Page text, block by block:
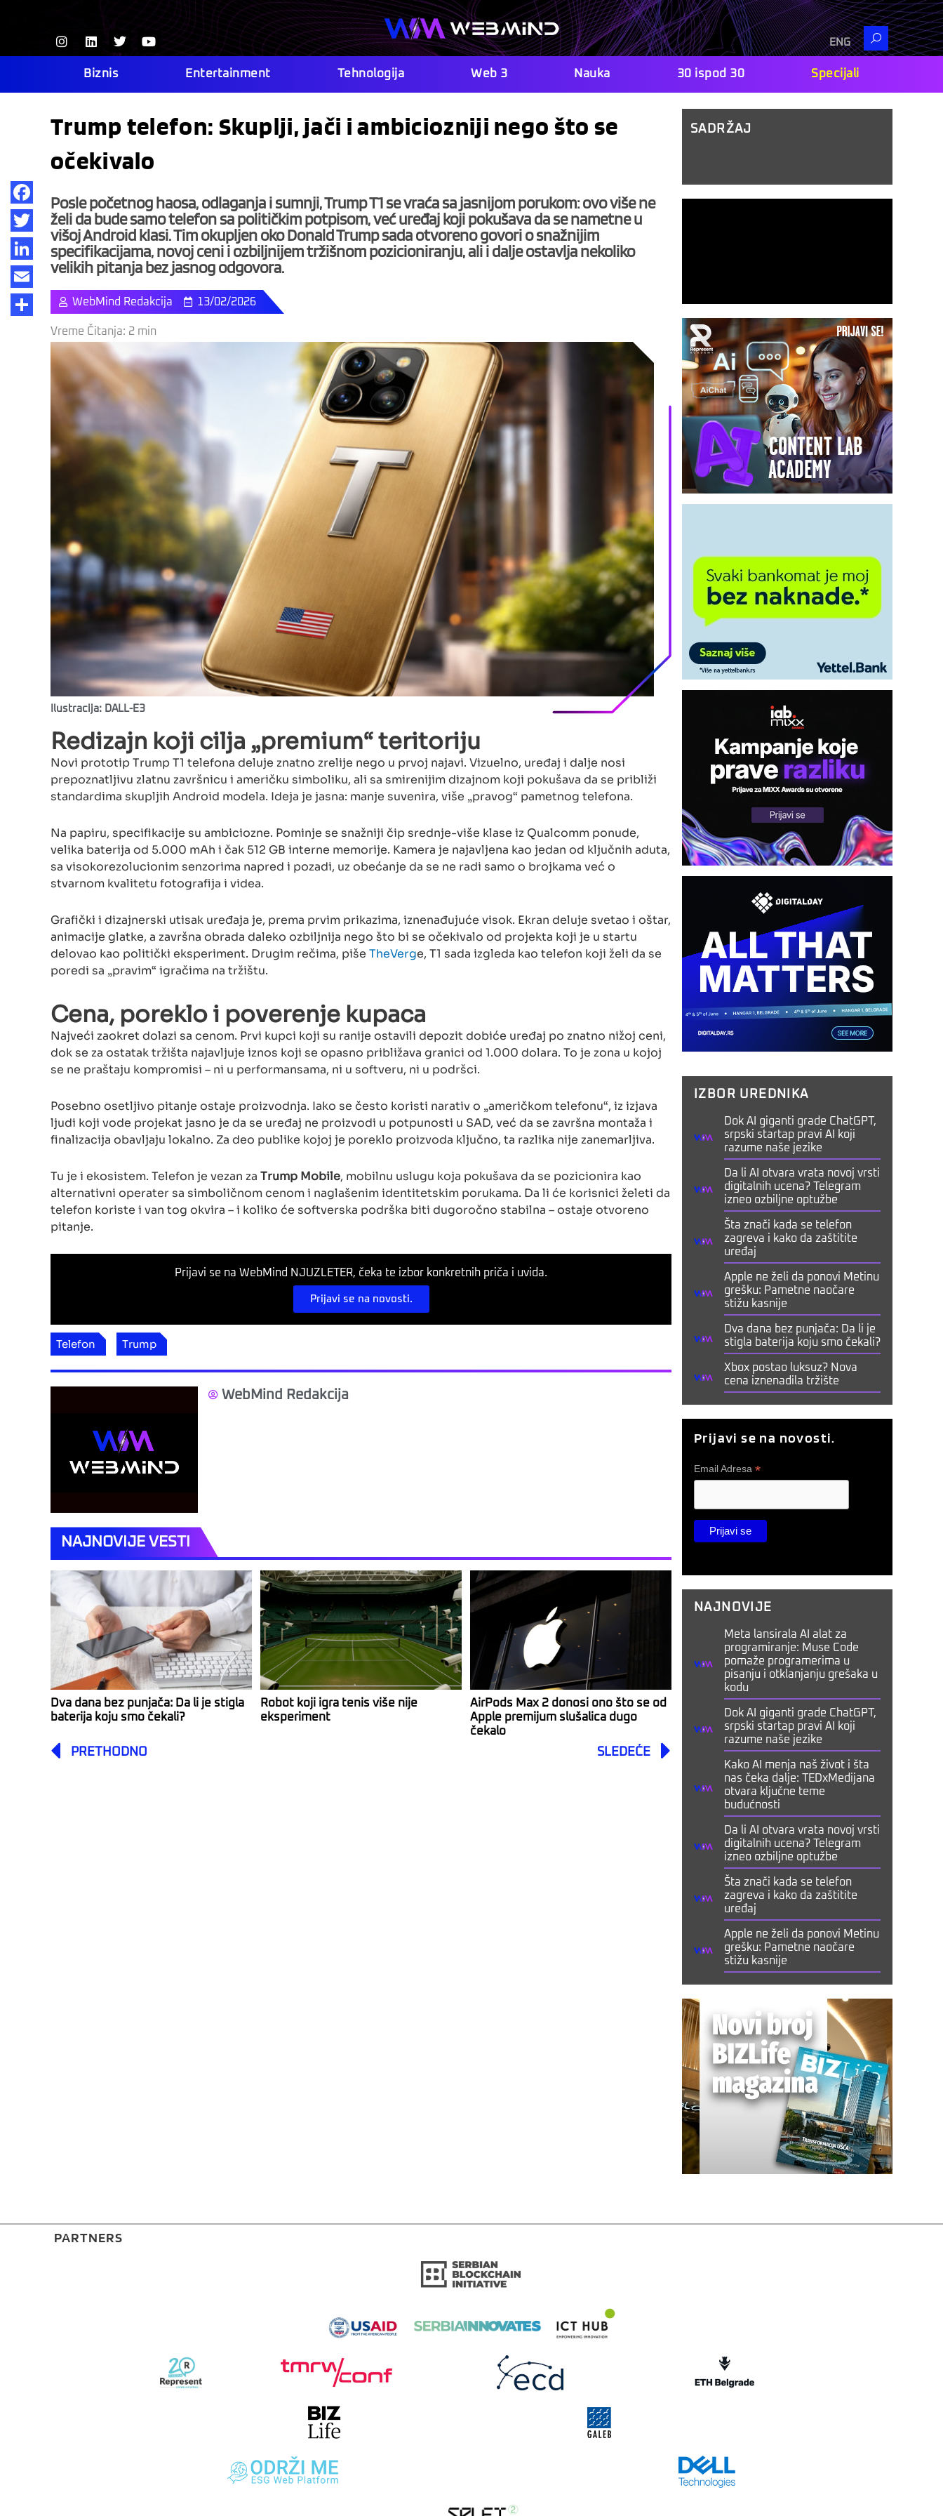
ENG
I
n
s
a
m
L
i
n
k
n
T
w
i
Y
o
u
Search
Biznis Entertainment Tehnologija Web 3 Nauka 30 ispod 30 Specijali
Trump telefon: Skuplji, jači i ambiciozniji nego što se
očekivalo
Posle početnog haosa, odlaganja i sumnji, Trump T1 se vraća sa jasnijom porukom: ovo više ne
želi da bude samo telefon sa političkim potpisom, već uređaj koji pokušava da se nametne u
višoj Android klasi. Tim okupljen oko Donald Trump sada otvoreno govori o snažnijim
specifikacijama, novoj ceni i ozbiljnijem tržišnom pozicioniranju, ali i dalje ostavlja nekoliko
velikih pitanja bez jasnog odgovora.
WebMind Redakcija 13/02/2026
Vreme Čitanja: 2 min
Ilustracija: DALL-E3
Redizajn koji cilja „premium“ teritoriju
Novi prototip Trump T1 telefona deluje znatno zrelije nego u prvoj najavi. Vizuelno, uređaj i dalje nosi
prepoznatljivu zlatnu završnicu i američku simboliku, ali sa smirenijim dizajnom koji pokušava da se približi
standardima skupljih Android modela. Ideja je jasna: manje suvenira, više „pravog“ pametnog telefona.
Na papiru, specifikacije su ambiciozne. Pominje se snažniji čip srednje-više klase iz Qualcomm ponude,
velika baterija od 5.000 mAh i čak 512 GB interne memorije. Kamera je najavljena kao jedan od ključnih aduta,
sa visokorezolucionim senzorima napred i pozadi, uz obećanje da se ne radi samo o brojkama već o
stvarnom kvalitetu fotografija i videa.
Grafički i dizajnerski utisak uređaja je, prema prvim prikazima, iznenađujuće visok. Ekran deluje svetao i oštar,
animacije glatke, a završna obrada daleko ozbiljnija nego što bi se očekivalo od projekta koji je u startu
delovao kao politički eksperiment. Drugim rečima, piše TheVerge, T1 sada izgleda kao telefon koji želi da se
poredi sa „pravim“ igračima na tržištu.
Cena, poreklo i poverenje kupaca
Najveći zaokret dolazi sa cenom. Prvi kupci koji su ranije ostavili depozit dobiće uređaj po znatno nižoj ceni,
dok se za ostatak tržišta najavljuje iznos koji se opasno približava granici od 1.000 dolara. To je zona u kojoj
se ne praštaju kompromisi – ni u performansama, ni u softveru, ni u podršci.
Posebno osetljivo pitanje ostaje proizvodnja. Iako se često koristi narativ o „američkom telefonu“, iz izjava
ljudi koji vode projekat jasno je da se uređaj ne proizvodi u potpunosti u SAD, već da se završna montaža i
finalizacija obavljaju lokalno. Za deo publike kojoj je poreklo proizvoda ključno, ta razlika nije zanemarljiva.
Tu je i ekosistem. Telefon je vezan za Trump Mobile, mobilnu uslugu koja pokušava da se pozicionira kao
alternativni operater sa simboličnom cenom i naglašenim identitetskim porukama. Da li će korisnici želeti da
telefon koriste i van tog okvira – i koliko će softverska podrška biti dugoročno stabilna – ostaje otvoreno
pitanje.
Prijavi se na WebMind NJUZLETER, čeka te izbor konkretnih priča i uvida.
Prijavi se na novosti.
Telefon Trump
WebMind Redakcija
NAJNOVIJE VESTI
Dva dana bez punjača: Da li je stigla
baterija koju smo čekali?
Robot koji igra tenis više nije
eksperiment
AirPods Max 2 donosi ono što se od
Apple premijum slušalica dugo
čekalo
Prev
PRETHODNO SLEDEĆE Next
Facebook
Twitter
LinkedIn
Email
SADRŽAJ
IZBOR UREDNIKA
Dok AI giganti grade ChatGPT,
srpski startap pravi AI koji
razume naše jezike
Da li AI otvara vrata novoj vrsti
digitalnih ucena? Telegram
izneo ozbiljne optužbe
Šta znači kada se telefon
zagreva i kako da zaštitite
uređaj
Apple ne želi da ponovi Metinu
grešku: Pametne naočare
stižu kasnije
Dva dana bez punjača: Da li je
stigla baterija koju smo čekali?
Xbox postao luksuz? Nova
cena iznenadila tržište
Prijavi se na novosti.
Email Adresa *
NAJNOVIJE
Meta lansirala AI alat za
programiranje: Muse Code
pomaže programerima u
pisanju i otklanjanju grešaka u
kodu
Dok AI giganti grade ChatGPT,
srpski startap pravi AI koji
razume naše jezike
Kako AI menja naš život i šta
nas čeka dalje: TEDxMedijana
otvara ključne teme
budućnosti
Da li AI otvara vrata novoj vrsti
digitalnih ucena? Telegram
izneo ozbiljne optužbe
Šta znači kada se telefon
zagreva i kako da zaštitite
uređaj
Apple ne želi da ponovi Metinu
grešku: Pametne naočare
stižu kasnije
PARTNERS